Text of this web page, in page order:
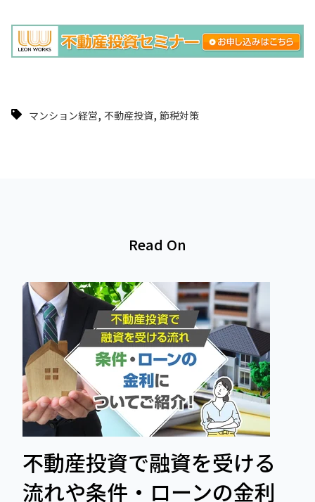
マンション経営, 不動産投資, 節税対策
Read On
不動産投資で融資を受ける
流れや条件・ローンの金利